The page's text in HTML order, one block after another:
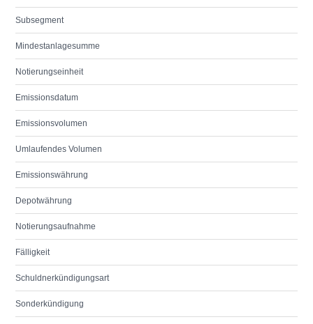
Subsegment
Mindestanlagesumme
Notierungseinheit
Emissionsdatum
Emissionsvolumen
Umlaufendes Volumen
Emissionswährung
Depotwährung
Notierungsaufnahme
Fälligkeit
Schuldnerkündigungsart
Sonderkündigung